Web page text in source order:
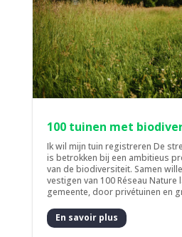
100 tuinen met
Ik wil mijn tuin registreren De
is betrokken bij een ambitieus
van de biodiversiteit. Samen
vestigen van 100 Réseau Nature
gemeente, door privétuinen en
En savoir plus